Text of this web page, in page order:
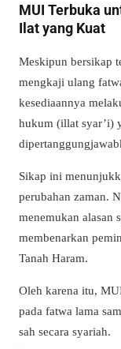
MUI Terbuka
Ilat yang Kuat
Meskipun bersikap
mengkaji ulang
kesediaannya
hukum (illat syar’i)
Sikap ini
perubahan zaman.
menemukan alasan
membenarkan
Tanah Haram.
Oleh karena itu,
pada fatwa lama
sah secara syariah.